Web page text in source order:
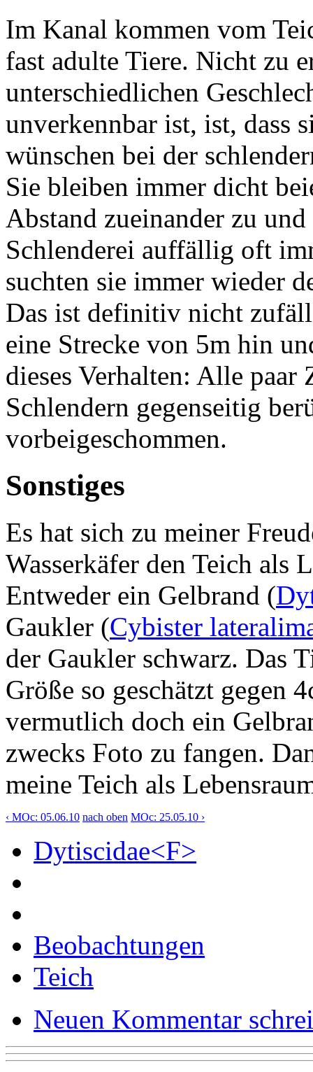
Im Kanal kommen vom
fast adulte Tiere. Nicht zu
unterschiedlichen
unverkennbar ist, ist, dass
wünschen bei der
Sie bleiben immer dicht
Abstand zueinander zu
Schlenderei auffällig oft
suchten sie immer wieder
Das ist definitiv nicht
eine Strecke von 5m hin
dieses Verhalten: Alle
Schlendern gegenseitig
vorbeigeschommen.
Sonstiges
Es hat sich zu meiner
Wasserkäfer den Teich als
Entweder ein Gelbrand (
Gaukler (Cybister
der Gaukler schwarz. Das
Größe so geschätzt gegen
vermutlich doch ein
zwecks Foto zu fangen.
meine Teich als
‹ MOc: 05.06.10 nach oben MOc: 25.05.10 ›
Dytiscidae<F>
Beobachtungen
Teich
Neuen Kommentar